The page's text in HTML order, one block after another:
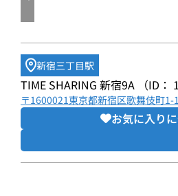
新宿三丁目駅
TIME SHARING 新宿9A （ID：
〒1600021東京都新宿区歌舞伎町
お気に入り